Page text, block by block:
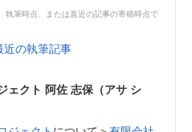
執筆時点、または直近の記事の寄稿時点で
近の執筆記事
ェクト 阿佐 志保（アサ シ